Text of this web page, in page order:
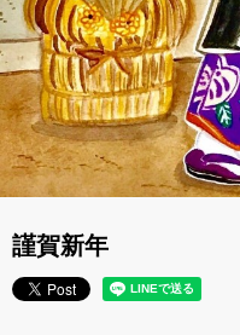
謹賀新年